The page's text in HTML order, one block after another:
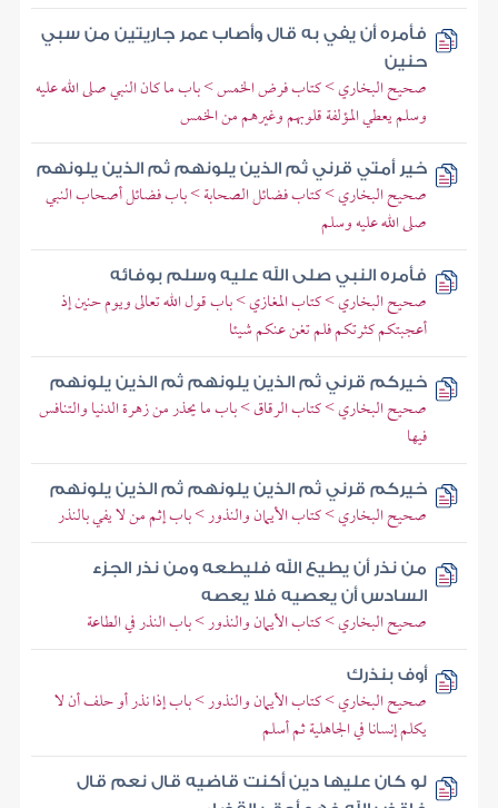
فأمره أن يفي به قال وأصاب عمر جاريتين من سبي
حنين
صحيح البخاري > كتاب فرض الخمس > باب ما كان النبي صلى الله عليه
وسلم يعطي المؤلفة قلوبهم وغيرهم من الخمس
خير أمتي قرني ثم الذين يلونهم ثم الذين يلونهم
صحيح البخاري > كتاب فضائل الصحابة > باب فضائل أصحاب النبي
صلى الله عليه وسلم
فأمره النبي صلى الله عليه وسلم بوفائه
صحيح البخاري > كتاب المغازي > باب قول الله تعالى ويوم حنين إذ
أعجبتكم كثرتكم فلم تغن عنكم شيئا
خيركم قرني ثم الذين يلونهم ثم الذين يلونهم
صحيح البخاري > كتاب الرقاق > باب ما يحذر من زهرة الدنيا والتنافس
فيها
خيركم قرني ثم الذين يلونهم ثم الذين يلونهم
صحيح البخاري > كتاب الأيمان والنذور > باب إثم من لا يفي بالنذر
من نذر أن يطيع الله فليطعه ومن نذر الجزء
السادس أن يعصيه فلا يعصه
صحيح البخاري > كتاب الأيمان والنذور > باب النذر في الطاعة
أوف بنذرك
صحيح البخاري > كتاب الأيمان والنذور > باب إذا نذر أو حلف أن لا
يكلم إنسانا في الجاهلية ثم أسلم
لو كان عليها دين أكنت قاضيه قال نعم قال